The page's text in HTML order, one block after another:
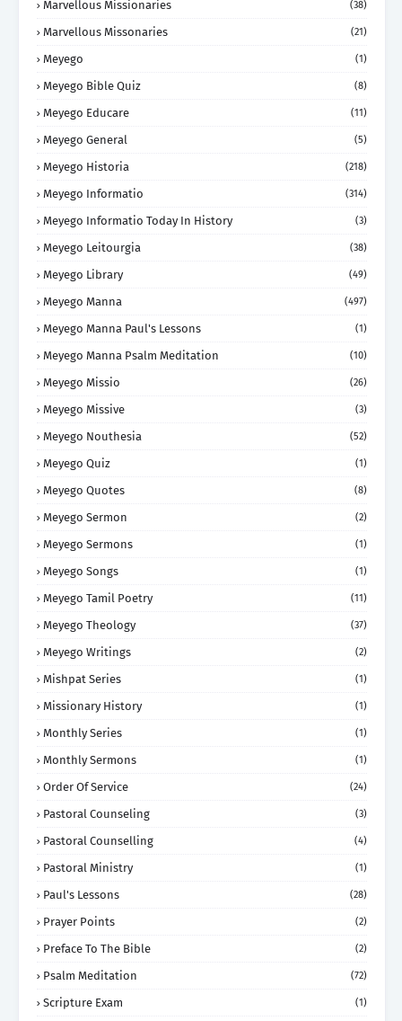
Marvellous Missionaries (38)
Marvellous Missonaries (21)
Meyego (1)
Meyego Bible Quiz (8)
Meyego Educare (11)
Meyego General (5)
Meyego Historia (218)
Meyego Informatio (314)
Meyego Informatio Today In History (3)
Meyego Leitourgia (38)
Meyego Library (49)
Meyego Manna (497)
Meyego Manna Paul's Lessons (1)
Meyego Manna Psalm Meditation (10)
Meyego Missio (26)
Meyego Missive (3)
Meyego Nouthesia (52)
Meyego Quiz (1)
Meyego Quotes (8)
Meyego Sermon (2)
Meyego Sermons (1)
Meyego Songs (1)
Meyego Tamil Poetry (11)
Meyego Theology (37)
Meyego Writings (2)
Mishpat Series (1)
Missionary History (1)
Monthly Series (1)
Monthly Sermons (1)
Order Of Service (24)
Pastoral Counseling (3)
Pastoral Counselling (4)
Pastoral Ministry (1)
Paul's Lessons (28)
Prayer Points (2)
Preface To The Bible (2)
Psalm Meditation (72)
Scripture Exam (1)